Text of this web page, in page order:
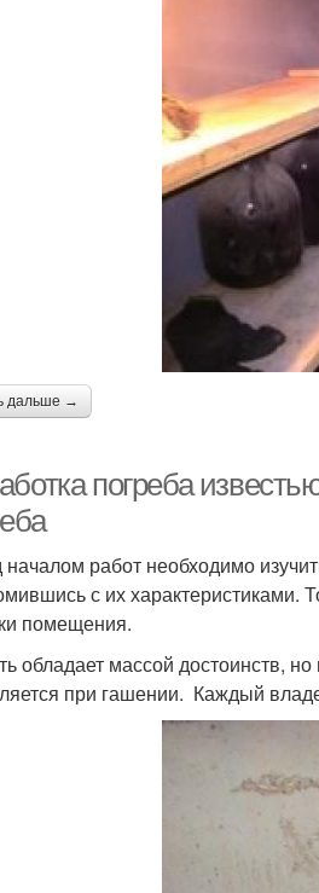
дальше →
погреба
работ необходимо
с их характеристиками.
помещения.
обладает массой достоинств,
при гашении. Каждый